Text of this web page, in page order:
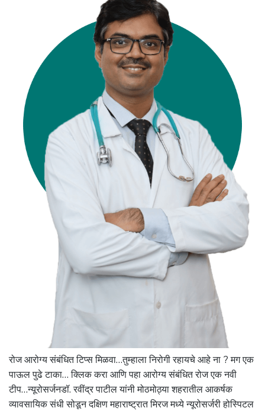
रोज आरोग्य संबंधित टिप्स मिळवा…तुम्हाला निरोगी रहायचे आहे ना ? मग एक
पाऊल पुढे टाका… क्लिक करा आणि पहा आरोग्य संबंधित रोज एक नवी
टीप…न्यूरोसर्जनडॉ. रवींद्र पाटील यांनी मोठमोठ्या शहरातील आकर्षक
व्यावसायिक संधी सोडून दक्षिण महाराष्ट्रात मिरज मध्ये न्यूरोसर्जरी होस्पिटल